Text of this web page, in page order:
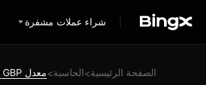
شراء عملات مشفرة
الصفحة الرئيسية>الحاسبة>معدل SOLID GBP